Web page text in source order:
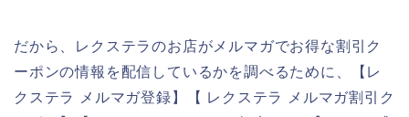
だから、レクステラのお店がメルマガでお得な割引ク
ーポンの情報を配信しているかを調べるために、【レ
クステラ メルマガ登録】【 レクステラ メルマガ割引ク